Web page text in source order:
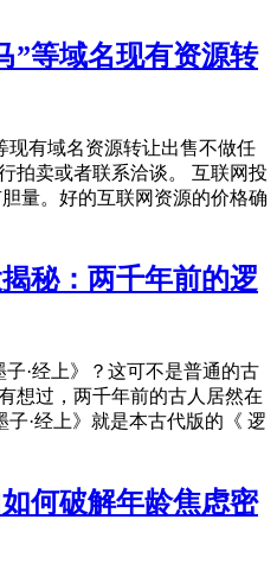
”等域名现有资源转
现有域名资源转让出售不做任
拍卖或者联系洽谈。 互联网投
量。好的互联网资源的价格确
秘：两千年前的逻
·经上》？这可不是普通的古
想过，两千年前的古人居然在
·经上》就是本古代版的《 逻
何破解年龄焦虑密